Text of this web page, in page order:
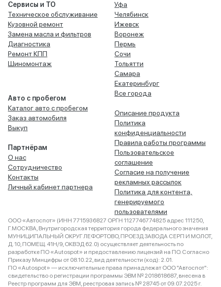
Сервисы и ТО
Техническое обслуживание
Кузовной ремонт
Замена масла и фильтров
Диагностика
Ремонт КПП
Шиномонтаж
Авто с пробегом
Каталог авто с пробегом
Заказ автомобиля
Выкуп
Партнёрам
О нас
Сотрудничество
Контакты
Личный кабинет партнера
Уфа
Челябинск
Ижевск
Воронеж
Пермь
Сочи
Тольятти
Самара
Екатеринбург
Все города
Описание продукта
Политика
конфиденциальности
Правила работы программы
Пользовательское
соглашение
Согласие на получение
рекламных рассылок
Политика для контента,
генерируемого
пользователями
ООО «Автоспот» (ИНН 7715936827 ОРГН 1127746774825 адрес 111250,
Г.МОСКВА, Внутригородская территория города федерального значения
МУНИЦИПАЛЬНЫЙ ОКРУГ ЛЕФОРТОВО, ПРОЕЗД ЗАВОДА СЕРП И МОЛОТ,
Д. 10, ПОМЕЩ. 41Н/9, ОКВЭД 62.0) осуществляет деятельность по
разработке ПО «Autospot» и предоставлению лицензий на ПО. Согласно
Приказу Минцифры от 08.10.22, вид деятельности (код): 2.01.
ПО «Autospot» — исключительные права принадлежат ООО "Автоспот":
свидетельство о регистрации программы ЭВМ № 2018618687, внесена в
Реестр программ для ЭВМ, реестровая запись № 28745 от 09.07.2025 г.